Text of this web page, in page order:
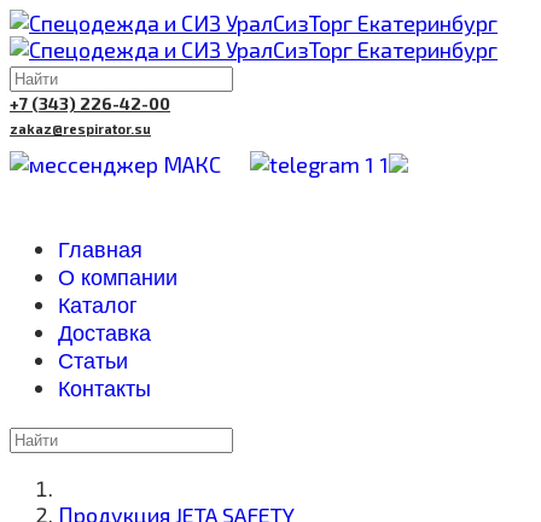
+7 (343) 226-42-00
zakaz@respirator.su
Главная
О компании
Каталог
Доставка
Cтатьи
Контакты
Продукция JETA SAFETY